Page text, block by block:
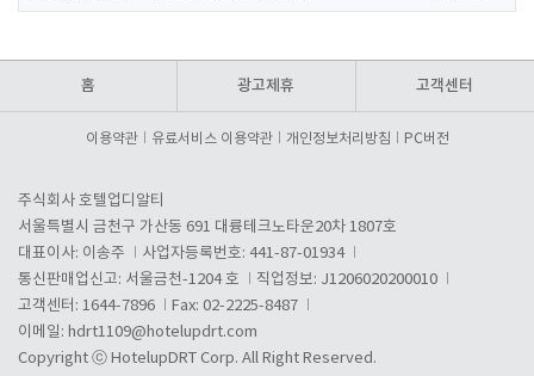
홈 광고제휴 고객센터
이용약관 유료서비스 이용약관 개인정보처리방침 PC버전
주식회사 호텔업디알티
서울특별시 금천구 가산동 691 대륭테크노타운20차 1807호
대표이사: 이송주
사업자등록번호: 441-87-01934
통신판매업신고: 서울금천-1204 호
직업정보: J1206020200010
고객센터: 1644-7896
Fax: 02-2225-8487
이메일: hdrt1109@hotelupdrt.com
Copyright ⓒ HotelupDRT Corp. All Right Reserved.